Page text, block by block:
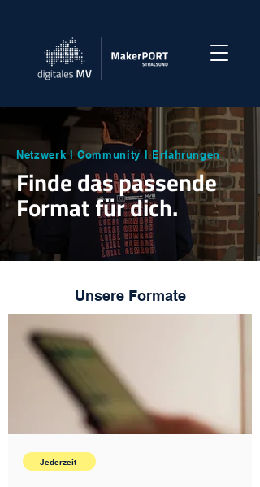
Netzwerk l Community l Erfahrungen
Finde das passende
Format für dich.
Unsere Formate
Jederzeit